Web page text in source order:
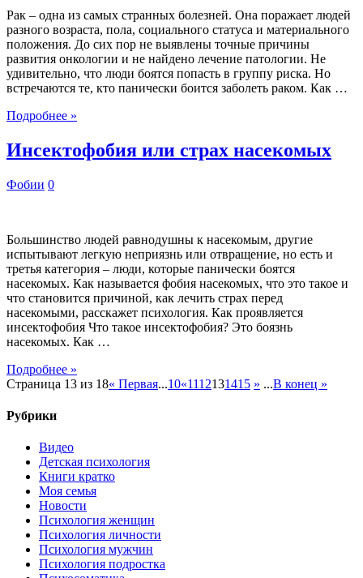
Рак – одна из самых странных болезней. Она поражает людей
разного возраста, пола, социального статуса и материального
положения. До сих пор не выявлены точные причины
развития онкологии и не найдено лечение патологии. Не
удивительно, что люди боятся попасть в группу риска. Но
встречаются те, кто панически боится заболеть раком. Как …
Подробнее »
Инсектофобия или страх насекомых
Фобии 0
Большинство людей равнодушны к насекомым, другие
испытывают легкую неприязнь или отвращение, но есть и
третья категория – люди, которые панически боятся
насекомых. Как называется фобия насекомых, что это такое и
что становится причиной, как лечить страх перед
насекомыми, расскажет психология. Как проявляется
инсектофобия Что такое инсектофобия? Это боязнь
насекомых. Как …
Подробнее »
Страница 13 из 18« Первая...10«1112131415 » ...В конец »
Рубрики
Видео
Детская психология
Книги кратко
Моя семья
Новости
Психология женщин
Психология личности
Психология мужчин
Психология подростка